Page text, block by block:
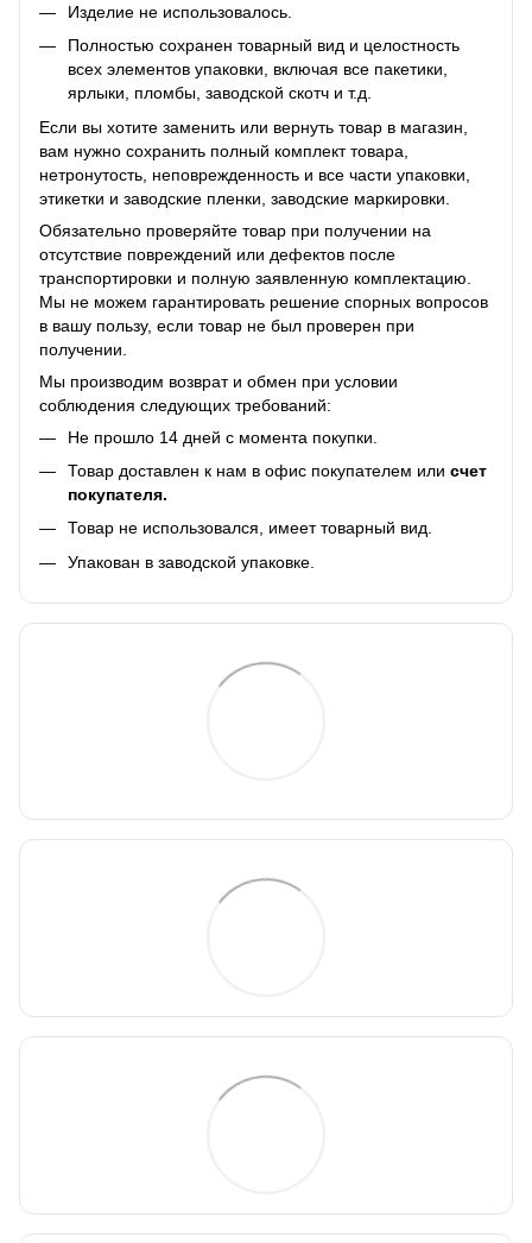
Изделие не использовалось.
Полностью сохранен товарный вид и целостность
всех элементов упаковки, включая все пакетики,
ярлыки, пломбы, заводской скотч и т.д.
Если вы хотите заменить или вернуть товар в магазин,
вам нужно сохранить полный комплект товара,
нетронутость, неповрежденность и все части упаковки,
этикетки и заводские пленки, заводские маркировки.
Обязательно проверяйте товар при получении на
отсутствие повреждений или дефектов после
транспортировки и полную заявленную комплектацию.
Мы не можем гарантировать решение спорных вопросов
в вашу пользу, если товар не был проверен при
получении.
Мы производим возврат и обмен при условии
соблюдения следующих требований:
Не прошло 14 дней с момента покупки.
Товар доставлен к нам в офис покупателем или счет
покупателя.
Товар не использовался, имеет товарный вид.
Упакован в заводской упаковке.